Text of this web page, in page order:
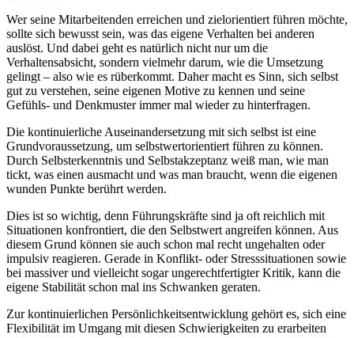
Wer seine Mitarbeitenden erreichen und zielorientiert führen möchte,
sollte sich bewusst sein, was das eigene Verhalten bei anderen
auslöst. Und dabei geht es natürlich nicht nur um die
Verhaltensabsicht, sondern vielmehr darum, wie die Umsetzung
gelingt – also wie es rüberkommt. Daher macht es Sinn, sich selbst
gut zu verstehen, seine eigenen Motive zu kennen und seine
Gefühls- und Denkmuster immer mal wieder zu hinterfragen.
Die kontinuierliche Auseinandersetzung mit sich selbst ist eine
Grundvoraussetzung, um selbstwertorientiert führen zu können.
Durch Selbsterkenntnis und Selbstakzeptanz weiß man, wie man
tickt, was einen ausmacht und was man braucht, wenn die eigenen
wunden Punkte berührt werden.
Dies ist so wichtig, denn Führungskräfte sind ja oft reichlich mit
Situationen konfrontiert, die den Selbstwert angreifen können. Aus
diesem Grund können sie auch schon mal recht ungehalten oder
impulsiv reagieren. Gerade in Konflikt- oder Stresssituationen sowie
bei massiver und vielleicht sogar ungerechtfertigter Kritik, kann die
eigene Stabilität schon mal ins Schwanken geraten.
Zur kontinuierlichen Persönlichkeitsentwicklung gehört es, sich eine
Flexibilität im Umgang mit diesen Schwierigkeiten zu erarbeiten